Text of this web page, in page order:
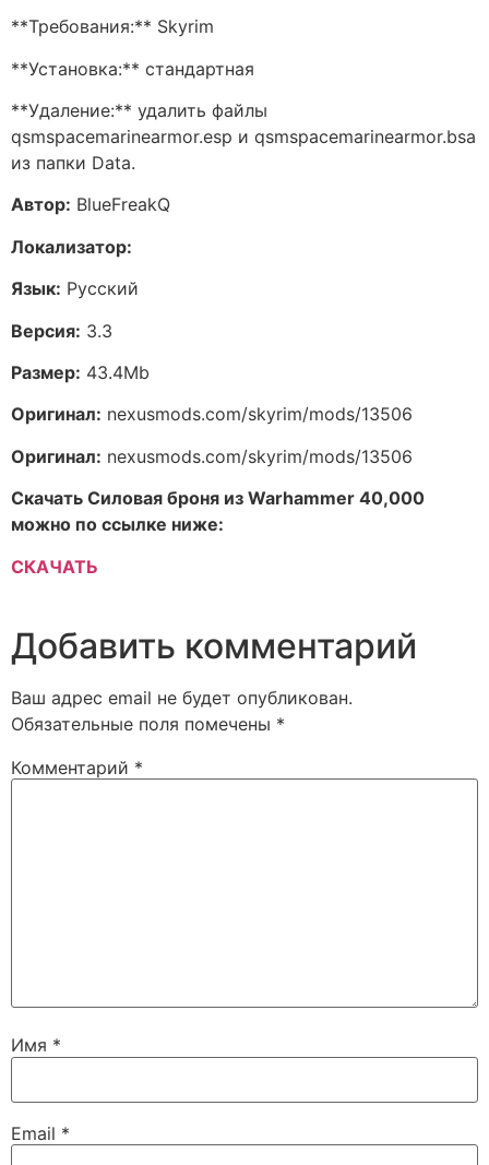
**Требования:** Skyrim
**Установка:** стандартная
**Удаление:** удалить файлы
qsmspacemarinearmor.esp и qsmspacemarinearmor.bsa
из папки Data.
Автор: BlueFreakQ
Локализатор:
Язык: Русский
Версия: 3.3
Размер: 43.4Mb
Оригинал: nexusmods.com/skyrim/mods/13506
Оригинал: nexusmods.com/skyrim/mods/13506
Скачать Силовая броня из Warhammer 40,000
можно по ссылке ниже:
СКАЧАТЬ
Добавить комментарий
Ваш адрес email не будет опубликован.
Обязательные поля помечены *
Комментарий *
Имя *
Email *